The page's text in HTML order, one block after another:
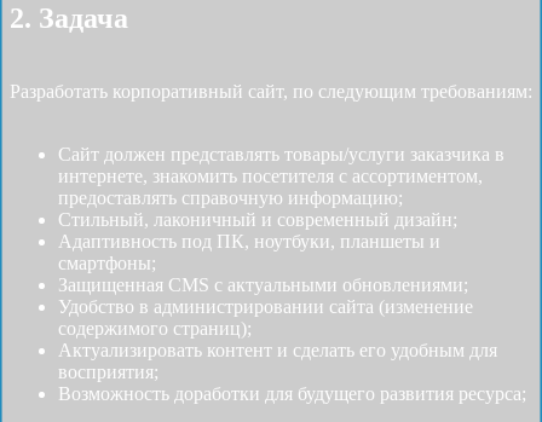
2. Задача
Разработать корпоративный сайт, по следующим требованиям:
Сайт должен представлять товары/услуги заказчика в
интернете, знакомить посетителя с ассортиментом,
предоставлять справочную информацию;
Стильный, лаконичный и современный дизайн;
Адаптивность под ПК, ноутбуки, планшеты и
смартфоны;
Защищенная CMS с актуальными обновлениями;
Удобство в администрировании сайта (изменение
содержимого страниц);
Актуализировать контент и сделать его удобным для
восприятия;
Возможность доработки для будущего развития ресурса;